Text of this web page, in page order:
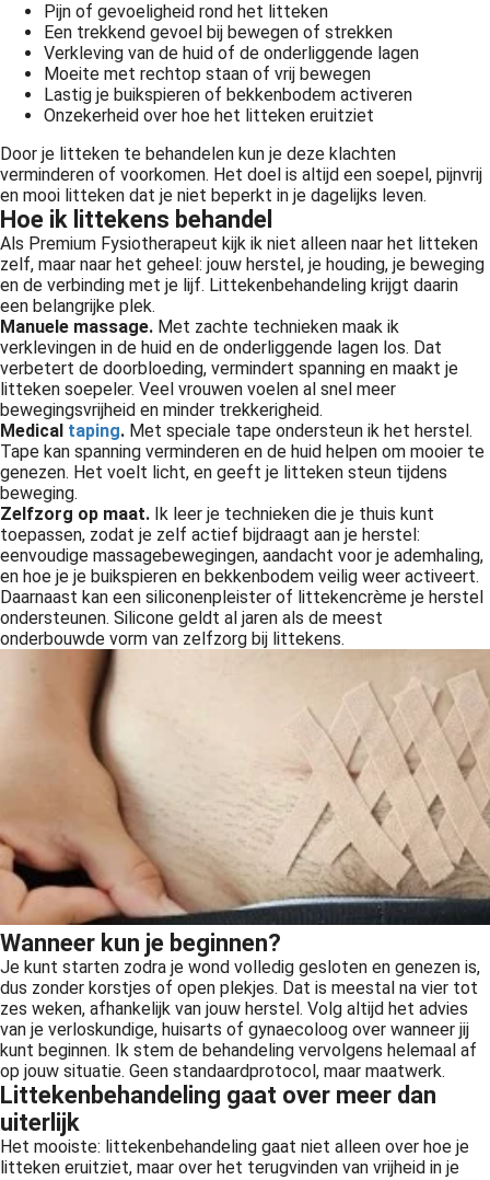
Pijn of gevoeligheid rond het litteken
Een trekkend gevoel bij bewegen of strekken
Verkleving van de huid of de onderliggende lagen
Moeite met rechtop staan of vrij bewegen
Lastig je buikspieren of bekkenbodem activeren
Onzekerheid over hoe het litteken eruitziet
Door je litteken te behandelen kun je deze klachten
verminderen of voorkomen. Het doel is altijd een soepel, pijnvrij
en mooi litteken dat je niet beperkt in je dagelijks leven.
Hoe ik littekens behandel
Als Premium Fysiotherapeut kijk ik niet alleen naar het litteken
zelf, maar naar het geheel: jouw herstel, je houding, je beweging
en de verbinding met je lijf. Littekenbehandeling krijgt daarin
een belangrijke plek.
Manuele massage. Met zachte technieken maak ik
verklevingen in de huid en de onderliggende lagen los. Dat
verbetert de doorbloeding, vermindert spanning en maakt je
litteken soepeler. Veel vrouwen voelen al snel meer
bewegingsvrijheid en minder trekkerigheid.
Medical taping. Met speciale tape ondersteun ik het herstel.
Tape kan spanning verminderen en de huid helpen om mooier te
genezen. Het voelt licht, en geeft je litteken steun tijdens
beweging.
Zelfzorg op maat. Ik leer je technieken die je thuis kunt
toepassen, zodat je zelf actief bijdraagt aan je herstel:
eenvoudige massagebewegingen, aandacht voor je ademhaling,
en hoe je je buikspieren en bekkenbodem veilig weer activeert.
Daarnaast kan een siliconenpleister of littekencrème je herstel
ondersteunen. Silicone geldt al jaren als de meest
onderbouwde vorm van zelfzorg bij littekens.
Wanneer kun je beginnen?
Je kunt starten zodra je wond volledig gesloten en genezen is,
dus zonder korstjes of open plekjes. Dat is meestal na vier tot
zes weken, afhankelijk van jouw herstel. Volg altijd het advies
van je verloskundige, huisarts of gynaecoloog over wanneer jij
kunt beginnen. Ik stem de behandeling vervolgens helemaal af
op jouw situatie. Geen standaardprotocol, maar maatwerk.
Littekenbehandeling gaat over meer dan
uiterlijk
Het mooiste: littekenbehandeling gaat niet alleen over hoe je
litteken eruitziet, maar over het terugvinden van vrijheid in je